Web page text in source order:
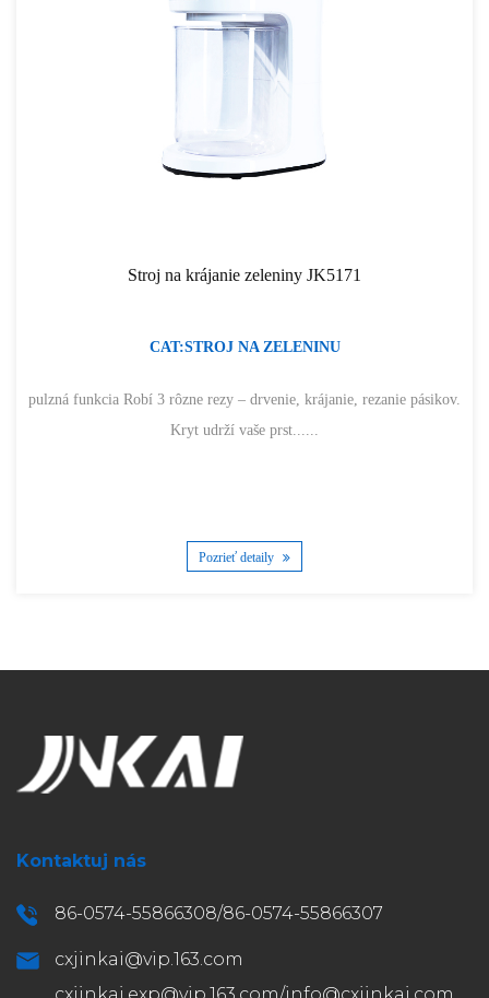
Stroj na krájanie zeleniny JK5171
CAT:STROJ NA ZELENINU
pulzná funkcia Robí 3 rôzne rezy – drvenie, krájanie, rezanie pásikov.
Kryt udrží vaše prst......
Pozrieť detaily
Kontaktuj nás
86-0574-55866308/86-0574-55866307
cxjinkai@vip.163.com